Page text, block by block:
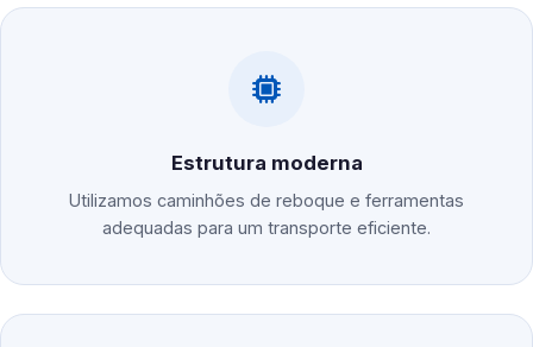
Estrutura moderna
Utilizamos caminhões de reboque e ferramentas
adequadas para um transporte eficiente.